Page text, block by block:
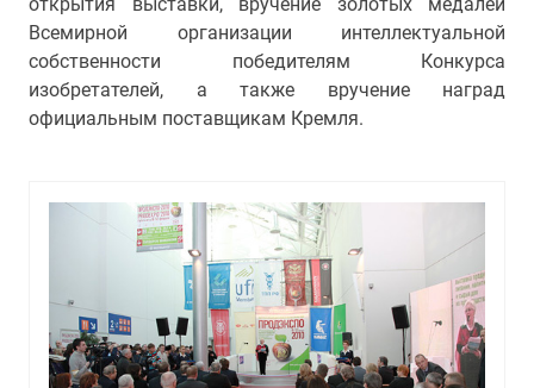
Всемирной организации интеллектуальной
собственности победителям Конкурса
изобретателей, а также вручение наград
официальным поставщикам Кремля.